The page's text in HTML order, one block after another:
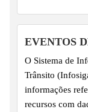
podem ter seus
atualização
Bombeiros,
EVENTOS
O Sistema de
Trânsito
informações
recursos com